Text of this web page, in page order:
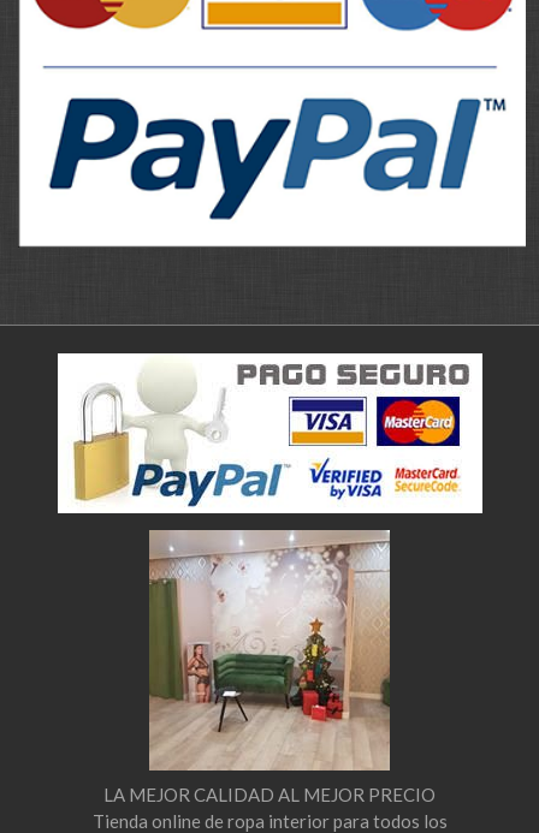
LA MEJOR CALIDAD AL MEJOR PRECIO
Tienda online de ropa interior para todos los